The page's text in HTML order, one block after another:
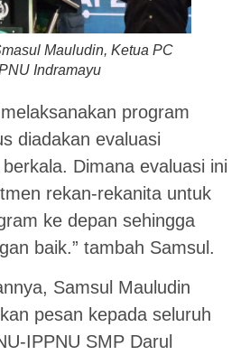
Mauludin, Ketua PC
Indramayu
program
diadakan evaluasi
Dimana evaluasi ini
rekan-rekanita untuk
ke depan sehingga
baik.” tambah Samsul.
Samsul Mauludin
pesan kepada seluruh
IPPNU SMP Darul